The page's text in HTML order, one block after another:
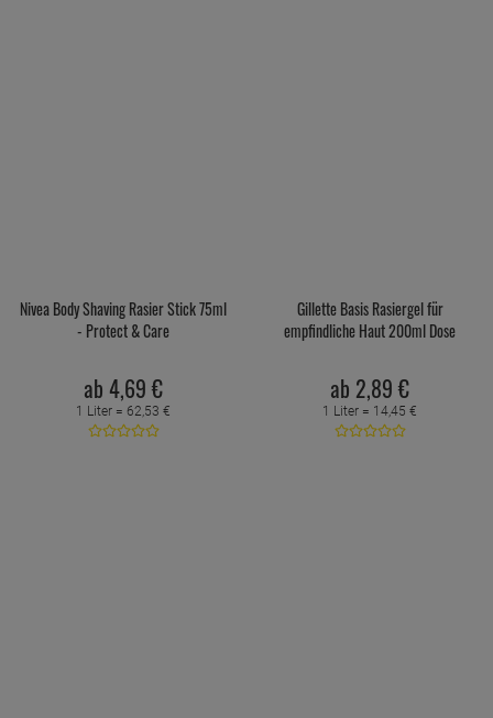
Nivea Body Shaving Rasier Stick 75ml
- Protect & Care
ab 4,69 €
1 Liter = 62,53 €
Gillette Basis Rasiergel für
empfindliche Haut 200ml Dose
ab 2,89 €
1 Liter = 14,45 €